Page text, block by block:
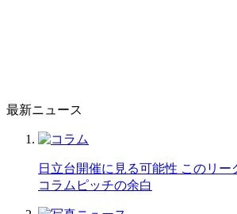
最新ニュース
日立台開催に見る可能性 このリー
コラム ピッチの余白